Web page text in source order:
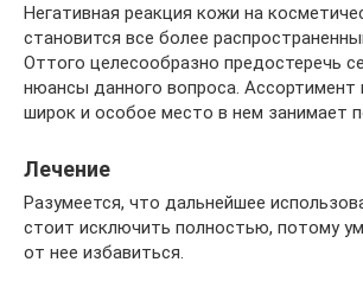
Негативная реакция кожи на
становится все более
Оттого целесообразно предостеречь
нюансы данного вопроса. Ассортимент
широк и особое место в нем занимает
Лечение
Разумеется, что дальнейшее
стоит исключить полностью, потому
от нее избавиться.